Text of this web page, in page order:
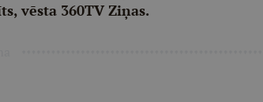
vēsta 360TV Ziņas.